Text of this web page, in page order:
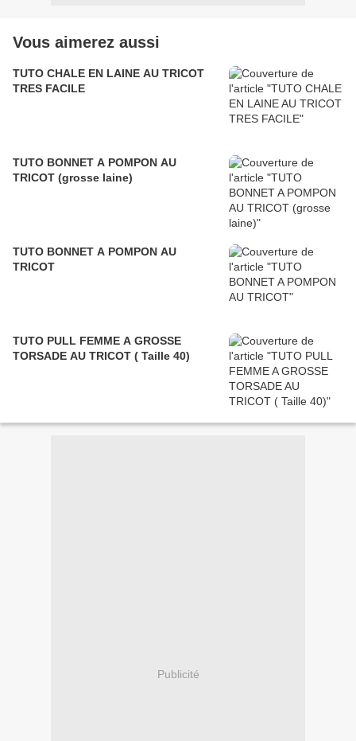
Vous aimerez aussi
TUTO CHALE EN LAINE AU TRICOT
TRES FACILE
TUTO BONNET A POMPON AU
TRICOT (grosse laine)
TUTO BONNET A POMPON AU
TRICOT
TUTO PULL FEMME A GROSSE
TORSADE AU TRICOT ( Taille 40)
Publicité